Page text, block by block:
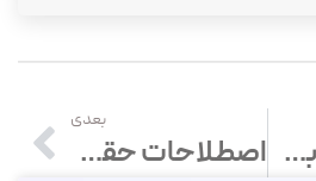
نرم افزار حسابداری در البرز – خرید و قیمت انواع نرم افزار حسابداری در کرج
بعدی
اصطلاحات حقوق و دستمزد